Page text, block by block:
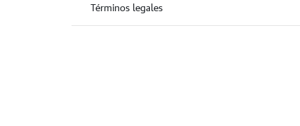
Términos legales